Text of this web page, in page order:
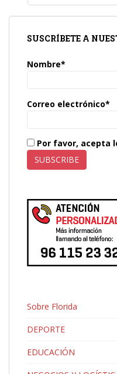
SUSCRÍBETE A
Nombre*
Correo electrónico*
Por favor, acepta
Sobre Florida
DEPORTE
EDUCACIÓN